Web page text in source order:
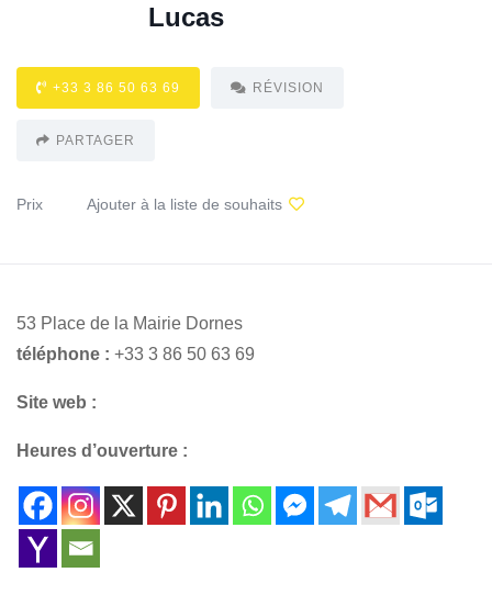
Lucas
+33 3 86 50 63 69 RÉVISION
PARTAGER
Prix Ajouter à la liste de souhaits
53 Place de la Mairie Dornes
téléphone : +33 3 86 50 63 69
Site web :
Heures d’ouverture :